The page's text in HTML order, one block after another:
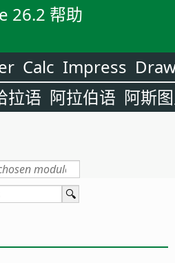
26.2 帮助
Calc Impress
拉语 阿拉伯语 阿斯